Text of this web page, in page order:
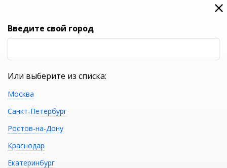
0
Введите свой город
Или выберите из списка:
Москва
Санкт-Петербург
Ростов-на-Дону
Краснодар
Екатеринбург